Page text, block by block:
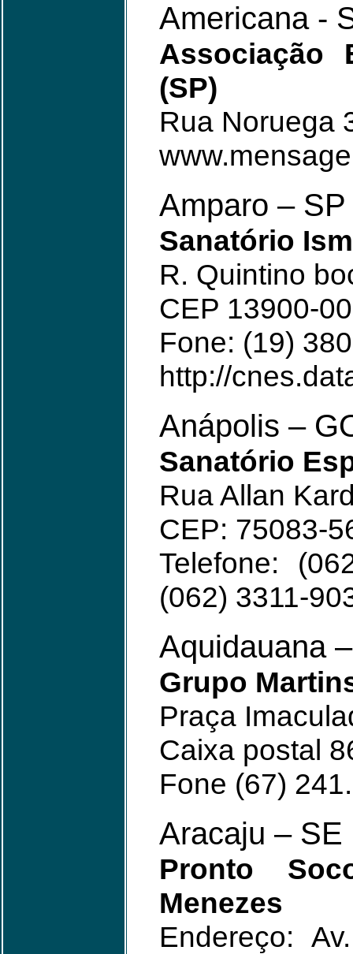
Americana -
Associação
(SP)
Rua Noruega
Amparo – SP
Sanatório
R. Quintino
CEP 13900-
Fone: (19)
http://
Anápolis –
Sanatório
Rua Allan
CEP: 75083-
Telefone:
(062) 3311-
Aquidauana
Grupo
Praça
Caixa postal
Fone (67)
Aracaju – SE
Pronto
Menezes
Endereço: